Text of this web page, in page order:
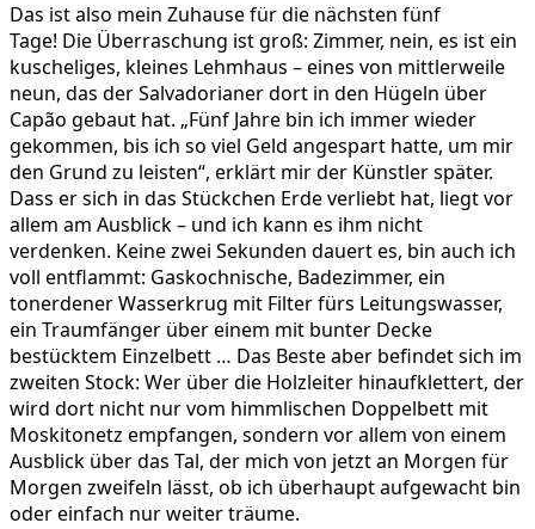
Das ist also mein Zuhause für die nächsten fünf
Tage! Die Überraschung ist groß: Zimmer, nein, es ist ein
kuscheliges, kleines Lehmhaus – eines von mittlerweile
neun, das der Salvadorianer dort in den Hügeln über
Capão gebaut hat. „Fünf Jahre bin ich immer wieder
gekommen, bis ich so viel Geld angespart hatte, um mir
den Grund zu leisten“, erklärt mir der Künstler später.
Dass er sich in das Stückchen Erde verliebt hat, liegt vor
allem am Ausblick – und ich kann es ihm nicht
verdenken. Keine zwei Sekunden dauert es, bin auch ich
voll entflammt: Gaskochnische, Badezimmer, ein
tonerdener Wasserkrug mit Filter fürs Leitungswasser,
ein Traumfänger über einem mit bunter Decke
bestücktem Einzelbett … Das Beste aber befindet sich im
zweiten Stock: Wer über die Holzleiter hinaufklettert, der
wird dort nicht nur vom himmlischen Doppelbett mit
Moskitonetz empfangen, sondern vor allem von einem
Ausblick über das Tal, der mich von jetzt an Morgen für
Morgen zweifeln lässt, ob ich überhaupt aufgewacht bin
oder einfach nur weiter träume.